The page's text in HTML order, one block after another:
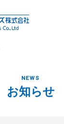
NEWS
お知らせ